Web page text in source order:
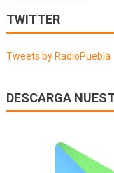
de
entradas
TWITTER
Tweets by RadioPuebla
DESCARGA